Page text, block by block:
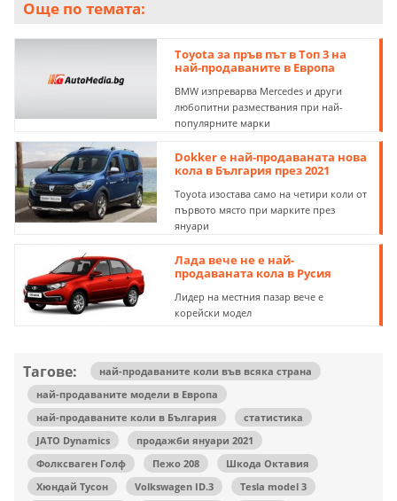
Още по темата:
Toyota за пръв път в Топ 3 на
най-продаваните в Европа
BMW изпреварва Mercedes и други
любопитни размествания при най-
популярните марки
Dokker е най-продаваната нова
кола в България през 2021
Toyota изостава само на четири коли от
първото място при марките през
януари
Лада вече не е най-
продаваната кола в Русия
Лидер на местния пазар вече е
корейски модел
Тагове:
най-продаваните коли във всяка страна
най-продаваните модели в Европа
най-продаваните коли в България
статистика
JATO Dynamics
продажби януари 2021
Фолксваген Голф
Пежо 208
Шкода Октавия
Хюндай Тусон
Volkswagen ID.3
Tesla model 3